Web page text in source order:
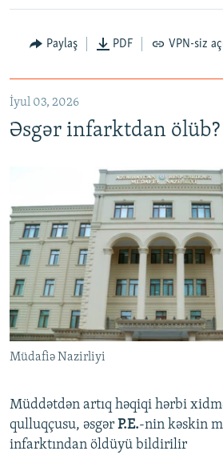
Auto 240p 360p
720p 1080p
Paylaş PDF VPN-siz
İyul 03, 2026
Əsgər infarktdan ölüb?
Müdafiə Nazirliyi
Müddətdən artıq həqiqi hərbi
qulluqçusu, əsgər P.E.-nin kəskin
infarktından öldüyü bildirilir